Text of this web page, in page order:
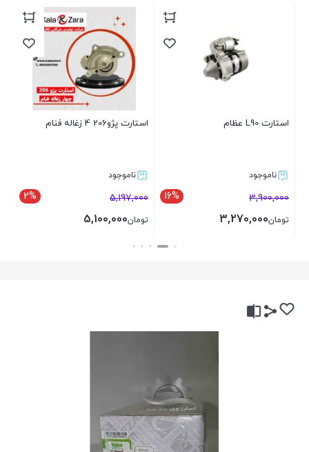
استارت L90 عظام
ناموجود
16% 3,900,000
تومان3,270,000
استارت پژو206 4 زغاله فنام
ناموجود
2% 5,197,000
تومان5,100,000